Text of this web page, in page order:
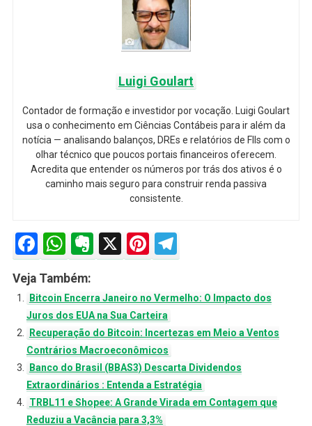
Luigi Goulart
Contador de formação e investidor por vocação. Luigi Goulart
usa o conhecimento em Ciências Contábeis para ir além da
notícia — analisando balanços, DREs e relatórios de FIIs com o
olhar técnico que poucos portais financeiros oferecem.
Acredita que entender os números por trás dos ativos é o
caminho mais seguro para construir renda passiva
consistente.
Facebook
WhatsApp
Evernote
X Pinterest
Telegram
Veja Também:
Bitcoin Encerra Janeiro no Vermelho: O Impacto dos
Juros dos EUA na Sua Carteira
Recuperação do Bitcoin: Incertezas em Meio a Ventos
Contrários Macroeconômicos
Banco do Brasil (BBAS3) Descarta Dividendos
Extraordinários : Entenda a Estratégia
TRBL11 e Shopee: A Grande Virada em Contagem que
Reduziu a Vacância para 3,3%